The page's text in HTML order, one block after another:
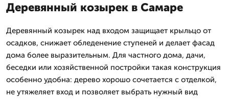
Деревянный козырек в Самаре
Деревянный козырек над входом защищает крыльцо от
осадков, снижает обледенение ступеней и делает фасад
дома более выразительным. Для частного дома, дачи,
беседки или хозяйственной постройки такая конструкция
особенно удобна: дерево хорошо сочетается с отделкой,
не утяжеляет вход и позволяет выбрать нужный вид